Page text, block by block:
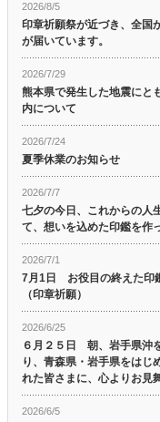
2026/8/5
印章祈願祭が近づき、全国
が届いています。
2026/7/29
熊本県で発生した地震にと
内について
2026/7/24
夏季休業のお知らせ
2026/7/7
七夕の今日、これからの人
て、想いを込めた印鑑を作
2026/7/1
7月1日 お役目の終えた印
（印章祈願）
2026/6/25
６月２５日 朝、岩手県沖
り、青森県・岩手県をはじ
れた皆さまに、心よりお見
2026/6/5